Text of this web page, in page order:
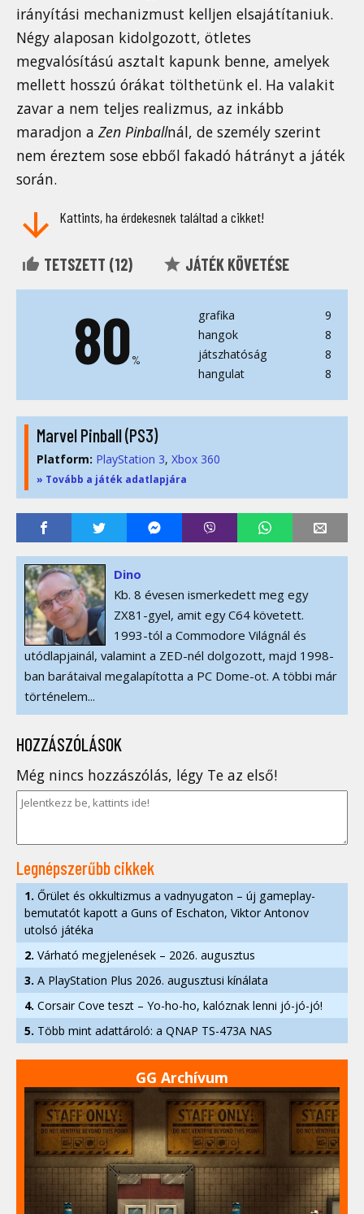
irányítási mechanizmust kelljen elsajátítaniuk.
Négy alaposan kidolgozott, ötletes
megvalósítású asztalt kapunk benne, amelyek
mellett hosszú órákat tölthetünk el. Ha valakit
zavar a nem teljes realizmus, az inkább
maradjon a Zen Pinballnál, de személy szerint
nem éreztem sose ebből fakadó hátrányt a játék
során.
Kattints, ha érdekesnek találtad a cikket!
TETSZETT (12) JÁTÉK KÖVETÉSE
80%
grafika
9
hangok
8
játszhatóság
8
hangulat
8
Marvel Pinball (PS3)
Platform: PlayStation 3 Xbox 360
» Tovább a játék adatlapjára
Dino
Kb. 8 évesen ismerkedett meg egy
ZX81-gyel, amit egy C64 követett.
1993-tól a Commodore Világnál és
utódlapjainál, valamint a ZED-nél dolgozott, majd 1998-
ban barátaival megalapította a PC Dome-ot. A többi már
történelem...
HOZZÁSZÓLÁSOK
Még nincs hozzászólás, légy Te az első!
Legnépszerűbb cikkek
1. Őrület és okkultizmus a vadnyugaton – új gameplay-
bemutatót kapott a Guns of Eschaton, Viktor Antonov
utolsó játéka
2. Várható megjelenések – 2026. augusztus
3. A PlayStation Plus 2026. augusztusi kínálata
4. Corsair Cove teszt – Yo-ho-ho, kalóznak lenni jó-jó-jó!
5. Több mint adattároló: a QNAP TS-473A NAS
GG Archívum